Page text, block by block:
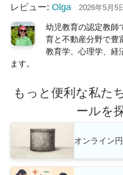
レビュー: Olga 2026年5月5
幼児教育の認定教師
育と不動産分野で豊
教育学、心理学、経
ます。
もっと便利な私た
ールを
オンライン